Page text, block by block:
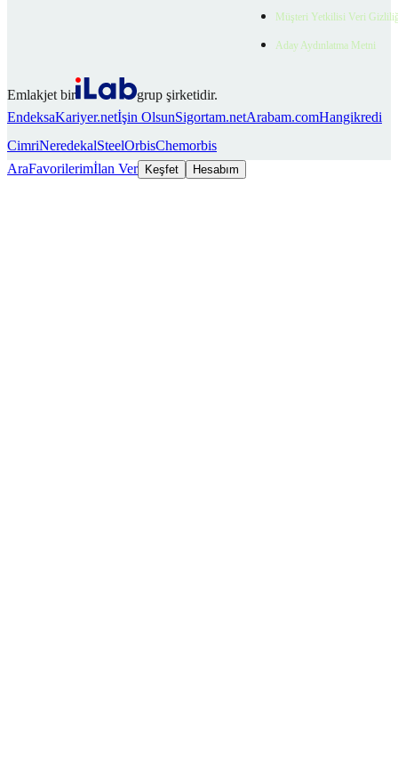
Müşteri Yetkilisi Veri
Aday Aydınlatma Metni
Emlakjet bir
grup şirketidir.
EndeksaKariyer.netİşin OlsunSigortam.netArabam.comHangikredi
CimriNeredekalSteelOrbisChemorbis
AraFavorilerimİlan Ver Keşfet Hesabım